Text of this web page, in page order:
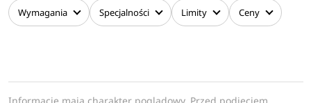
Studia na kierunku Transport w Uczelni Techniczno-
Handlowej w Warszawie dzielą się na następujące
lotniczym, Elektromobilność i systemy elektroenergetyczne
w transporcie, Transport kolejowy i koleje dużych prędkości,
Wymagania Specjalności Limity Ceny
Informacje mają charakter poglądowy. Przed podjęciem